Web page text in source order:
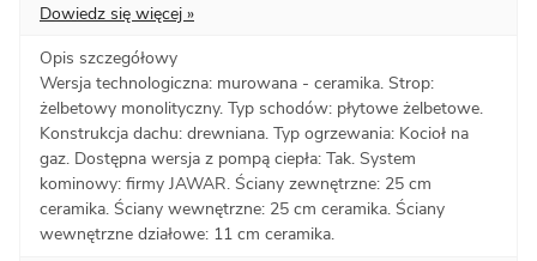
Dowiedz się więcej »
Opis szczegółowy
Wersja technologiczna: murowana - ceramika. Strop:
żelbetowy monolityczny. Typ schodów: płytowe żelbetowe.
Konstrukcja dachu: drewniana. Typ ogrzewania: Kocioł na
gaz. Dostępna wersja z pompą ciepła: Tak. System
kominowy: firmy JAWAR. Ściany zewnętrzne: 25 cm
ceramika. Ściany wewnętrzne: 25 cm ceramika. Ściany
wewnętrzne działowe: 11 cm ceramika.